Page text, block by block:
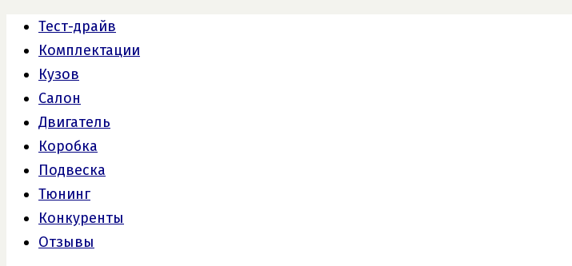
Тест-драйв
Комплектации
Кузов
Салон
Двигатель
Коробка
Подвеска
Тюнинг
Конкуренты
Отзывы